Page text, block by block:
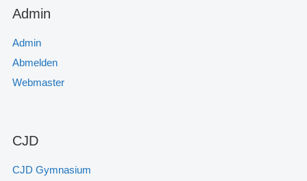
Admin
Admin
Abmelden
Webmaster
CJD
CJD Gymnasium